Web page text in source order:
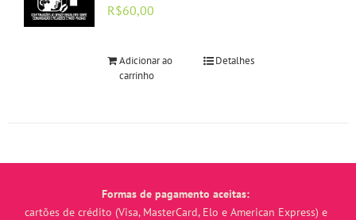
R$60,00
Adicionar ao
carrinho
Detalhes
Formas de pagamento aceitas:
cartões de crédito (Visa, MasterCard, Elo e American Express) e